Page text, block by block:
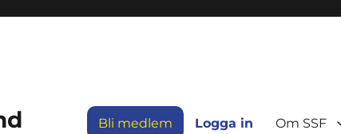
Bli medlem Logga in Om SSF